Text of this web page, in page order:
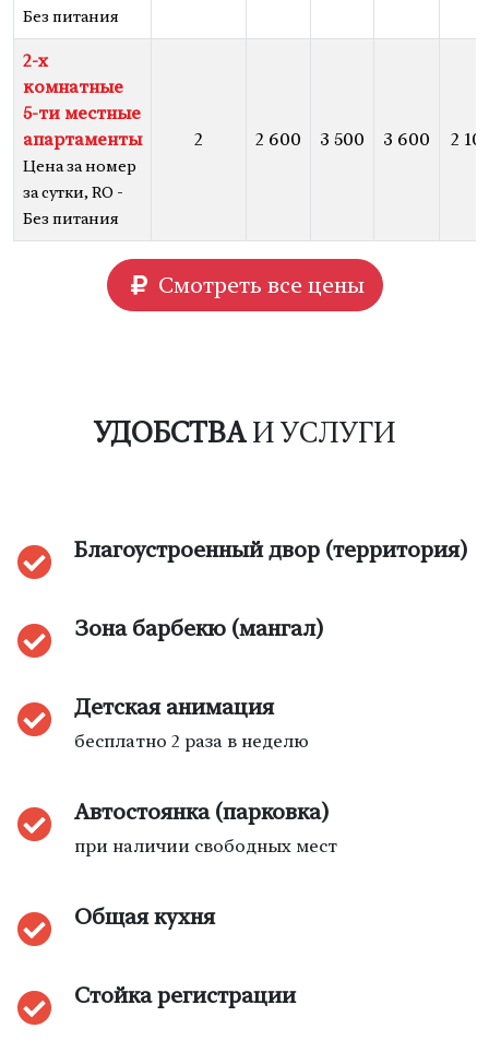
Без питания
2-х
комнатные
5-ти местные
апартаменты
Цена за номер
за сутки, RO -
Без питания
2 2 600 3 500 3 600 2
Смотреть все цены
УДОБСТВАИ УСЛУГИ
Благоустроенный двор (территория)
Зона барбекю (мангал)
Детская анимация
бесплатно 2 раза в неделю
Автостоянка (парковка)
при наличии свободных мест
Общая кухня
Стойка регистрации